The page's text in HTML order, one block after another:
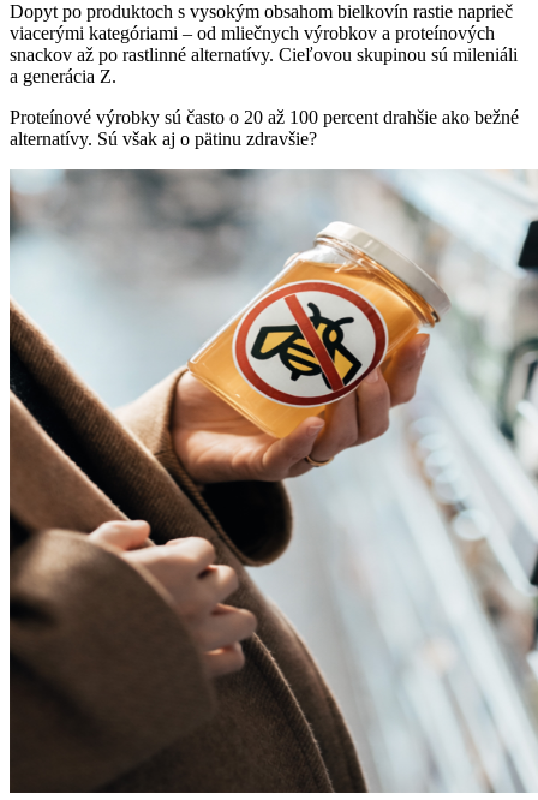
Dopyt po produktoch s vysokým obsahom bielkovín rastie naprieč
viacerými kategóriami – od mliečnych výrobkov a proteínových
snackov až po rastlinné alternatívy. Cieľovou skupinou sú mileniáli
a generácia Z.
Proteínové výrobky sú často o 20 až 100 percent drahšie ako bežné
alternatívy. Sú však aj o pätinu zdravšie?